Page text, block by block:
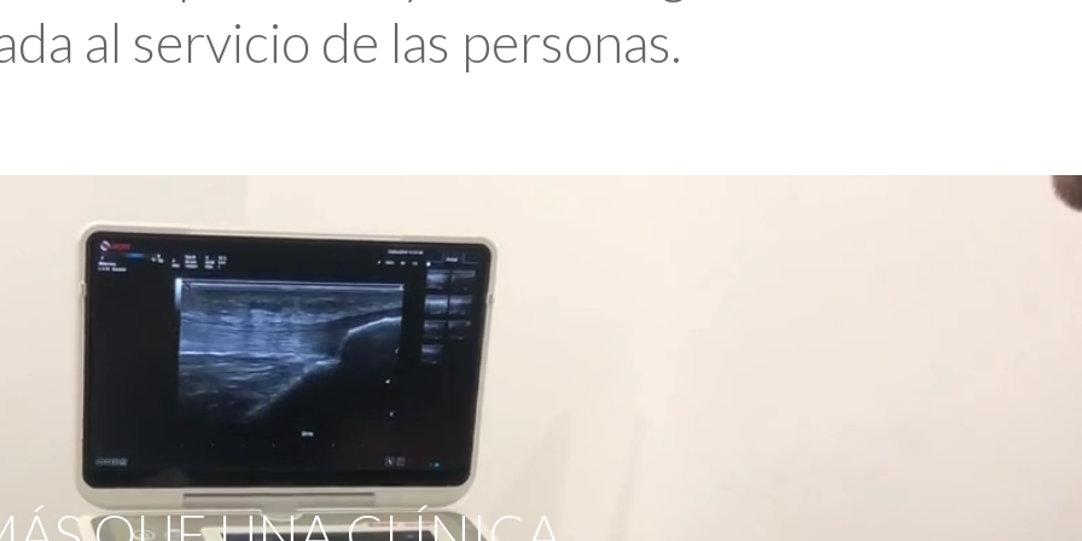
al servicio de las personas.